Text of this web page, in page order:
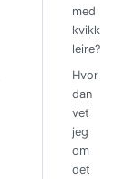
med
kvikk
leire?
Hvor
dan
vet
jeg
om
det